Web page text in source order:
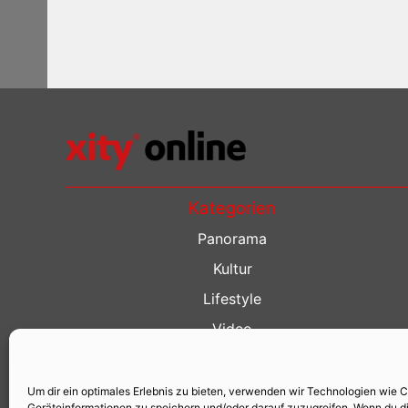
Um dir ein optimales Erlebnis zu bieten, verwenden wir Technologien wie
Kategorien
Panorama
Kultur
Lifestyle
Video
Kino Guide